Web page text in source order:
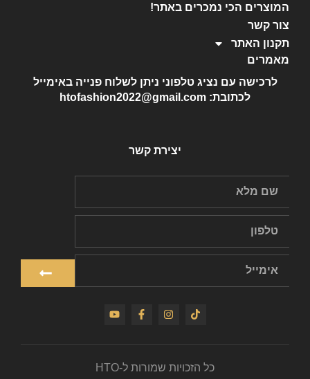
המוצרים הכי נמכרים באתר!
צור קשר
תקנון האתר
מאמרים
לרכישה עם נציג טלפוני ניתן לשלוח פנייה באימייל
לכתובת: htofashion2022@gmail.com
יצירת קשר
כל הזכויות שמורות ל-HTO